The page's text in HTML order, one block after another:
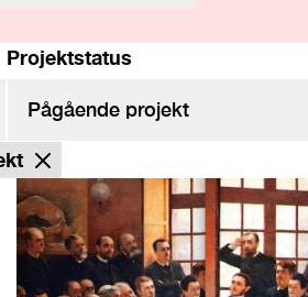
Projektstatus